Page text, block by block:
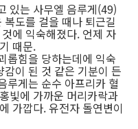
있는 사무엘 음루게(49)
도를 걸을 때나 퇴근길
에 익숙해졌다. 언제 자
때문.
롭힘을 당하는데에 익숙
이 된 것 같은 기분이 든
루게는 순수 아프리카 혈
빛에 가까운 머리카락과
가깝다. 유전자 돌연변이